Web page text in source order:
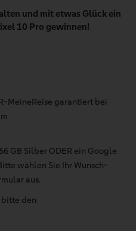
und mit etwas Glück ein
10 Pro gewinnen!
MeineReise garantiert bei
GB Silber ODER ein Google
wählen Sie Ihr Wunsch-
aus.
bitte den